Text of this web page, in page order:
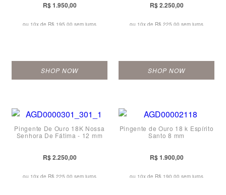
R$ 1.950,00
ou 10x de R$ 195,00 sem juros
SHOP NOW
R$ 2.250,00
ou 10x de R$ 225,00 sem juros
SHOP NOW
Pingente De Ouro 18K Nossa
Senhora De Fátima - 12 mm
R$ 2.250,00
ou 10x de R$ 225,00 sem juros
Pingente de Ouro 18 k Espírito
Santo 8 mm
R$ 1.900,00
ou 10x de R$ 190,00 sem juros